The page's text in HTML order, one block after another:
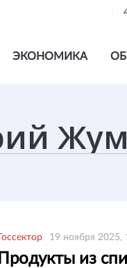
ЭКОНОМИКА
Госсектор 19 ноября 2025,
Продукты из